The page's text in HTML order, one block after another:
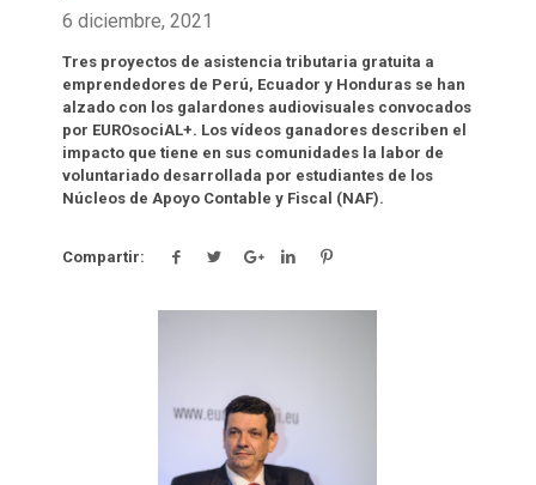
6 diciembre, 2021
Tres proyectos de asistencia tributaria gratuita a
emprendedores de Perú, Ecuador y Honduras se han
alzado con los galardones audiovisuales convocados
por EUROsociAL+. Los vídeos ganadores describen el
impacto que tiene en sus comunidades la labor de
voluntariado desarrollada por estudiantes de los
Núcleos de Apoyo Contable y Fiscal (NAF).
Compartir: